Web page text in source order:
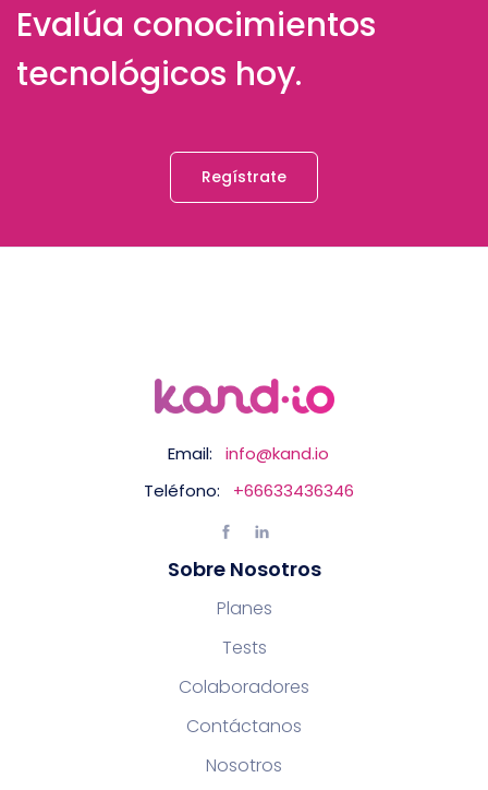
Evalúa conocimientos
tecnológicos hoy.
Regístrate
Email:
info@kand.io
Teléfono:
+66633436346
Sobre Nosotros
Planes
Tests
Colaboradores
Contáctanos
Nosotros